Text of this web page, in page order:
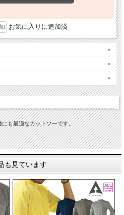
お気に入りに追加済
も最適なカットソーです。
も見ています